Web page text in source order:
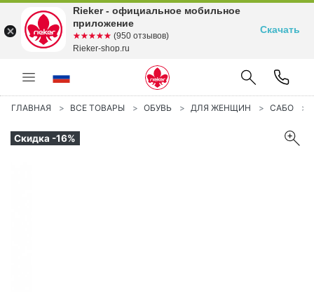
ГЛАВНАЯ ВСЕ ТОВАРЫ ОБУВЬ ДЛЯ ЖЕНЩИН САБО
Скидка -16%
Rieker - официальное мобильное
приложение
☆☆☆☆☆
★★★★★ (950 отзывов)
Rieker-shop.ru
Скачать